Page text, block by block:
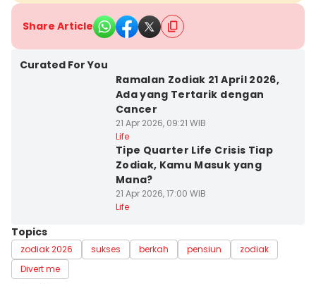
Share Article
Curated For You
Ramalan Zodiak 21 April 2026,
Ada yang Tertarik dengan
Cancer
21 Apr 2026, 09:21 WIB
Life
Tipe Quarter Life Crisis Tiap
Zodiak, Kamu Masuk yang
Mana?
21 Apr 2026, 17:00 WIB
Life
Topics
zodiak 2026 sukses berkah pensiun
zodiak
Divert me